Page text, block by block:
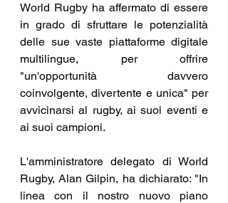
World Rugby ha affermato di essere
in grado di sfruttare le potenzialità
delle sue vaste piattaforme digitale
multilingue, per offrire
"un'opportunità davvero
coinvolgente, divertente e unica" per
avvicinarsi al rugby, ai suoi eventi e
ai suoi campioni.
L'amministratore delegato di World
Rugby, Alan Gilpin, ha dichiarato: "In
linea con il nostro nuovo piano